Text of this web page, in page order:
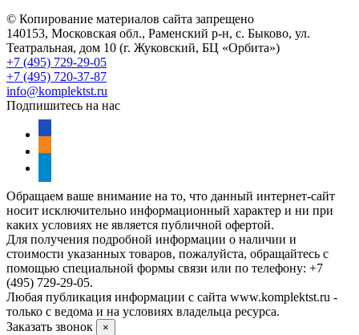
© Копирование материалов сайта запрещено
140153, Московская обл., Раменский р-н, с. Быково, ул.
Театральная, дом 10 (г. Жуковский, БЦ «Орбита»)
+7 (495) 729-29-05
+7 (495) 720-37-87
info@komplektst.ru
Подпишитесь на нас
Обращаем ваше внимание на то, что данный интернет-сайт
носит исключительно информационный характер и ни при
каких условиях не является публичной офертой.
Для получения подробной информации о наличии и
стоимости указанных товаров, пожалуйста, обращайтесь с
помощью специальной формы связи или по телефону: +7
(495) 729-29-05.
Любая публикация информации с сайта www.komplektst.ru -
только с ведома и на условиях владельца ресурса.
Заказать звонок
×